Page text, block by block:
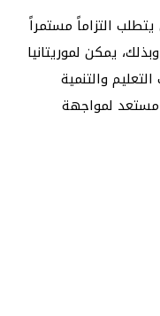
التزاماً مستمراً
يمكن لموريتانيا
والتنمية
لمواجهة